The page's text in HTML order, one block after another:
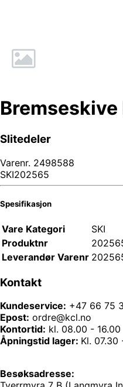
Slitedeler
Varenr. 2498588
SKI202565
Spesifikasjon
Vare Kategori
SKI
Produktnr
Leverandør Varenr
Kontakt
Kundeservice: +47 66 75
Epost: ordre@kcl.no
Kontortid: kl. 08.00 - 16.00
Åpningstid lager: Kl. 07.30
Besøksadresse: